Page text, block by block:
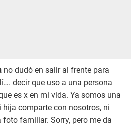
no dudó en salir al frente para
decir que uso a una persona
es x en mi vida. Ya somos una
comparte con nosotros, ni
familiar. Sorry, pero me da